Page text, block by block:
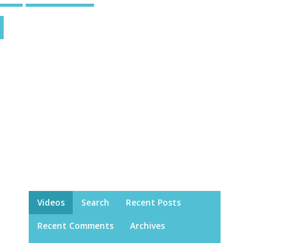
Videos Search Recent Posts
Recent Comments Archives